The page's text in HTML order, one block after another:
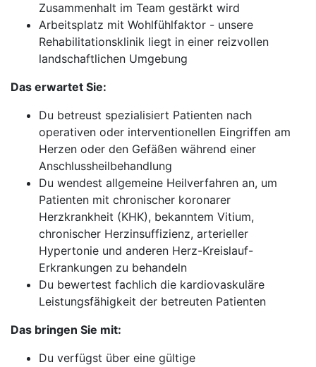
Zusammenhalt im Team gestärkt wird
Arbeitsplatz mit Wohlfühlfaktor - unsere
Rehabilitationsklinik liegt in einer reizvollen
landschaftlichen Umgebung
Das erwartet Sie:
Du betreust spezialisiert Patienten nach
operativen oder interventionellen Eingriffen am
Herzen oder den Gefäßen während einer
Anschlussheilbehandlung
Du wendest allgemeine Heilverfahren an, um
Patienten mit chronischer koronarer
Herzkrankheit (KHK), bekanntem Vitium,
chronischer Herzinsuffizienz, arterieller
Hypertonie und anderen Herz-Kreislauf-
Erkrankungen zu behandeln
Du bewertest fachlich die kardiovaskuläre
Leistungsfähigkeit der betreuten Patienten
Das bringen Sie mit:
Du verfügst über eine gültige